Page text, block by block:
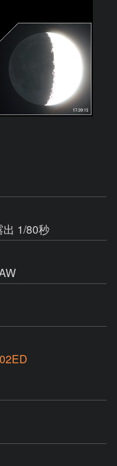
出 1/80秒